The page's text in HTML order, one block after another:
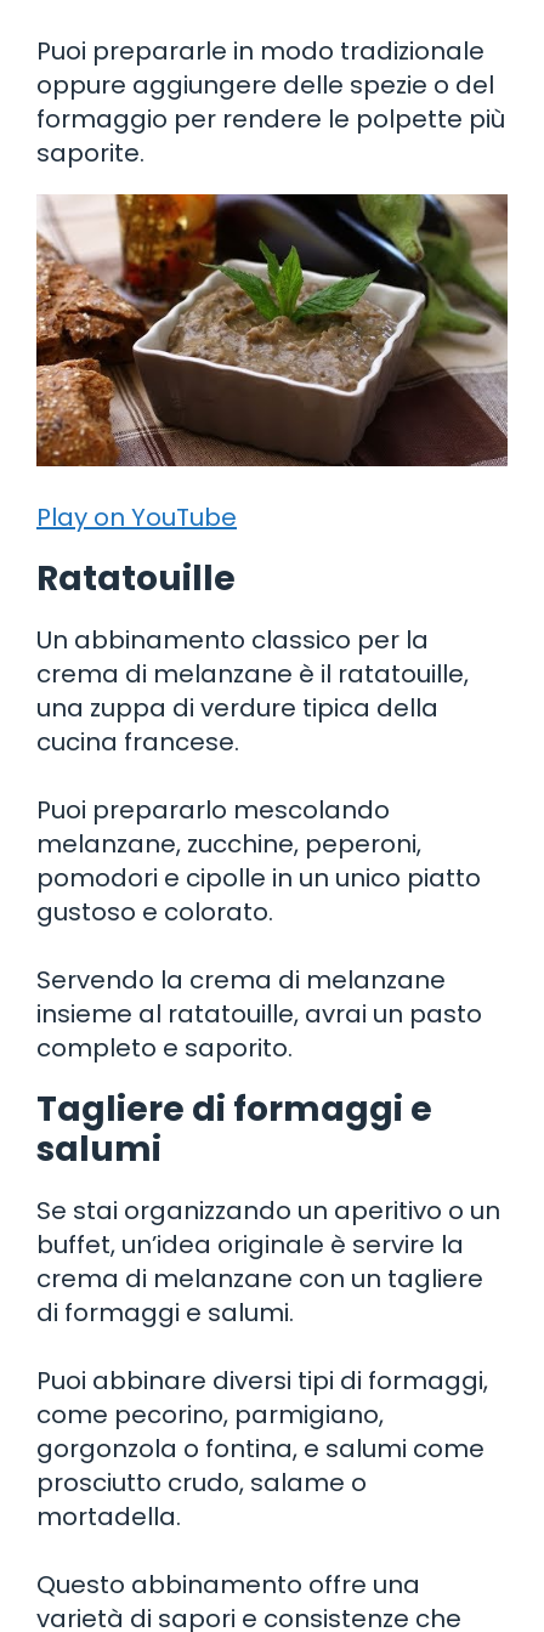
Puoi prepararle in modo tradizionale
oppure aggiungere delle spezie o del
formaggio per rendere le polpette più
saporite.
Play on YouTube
Ratatouille
Un abbinamento classico per la
crema di melanzane è il ratatouille,
una zuppa di verdure tipica della
cucina francese.
Puoi prepararlo mescolando
melanzane, zucchine, peperoni,
pomodori e cipolle in un unico piatto
gustoso e colorato.
Servendo la crema di melanzane
insieme al ratatouille, avrai un pasto
completo e saporito.
Tagliere di formaggi e
salumi
Se stai organizzando un aperitivo o un
buffet, un’idea originale è servire la
crema di melanzane con un tagliere
di formaggi e salumi.
Puoi abbinare diversi tipi di formaggi,
come pecorino, parmigiano,
gorgonzola o fontina, e salumi come
prosciutto crudo, salame o
mortadella.
Questo abbinamento offre una
varietà di sapori e consistenze che